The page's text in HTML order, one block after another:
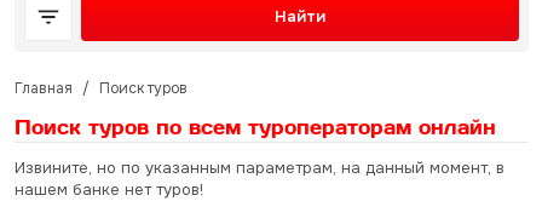
Найти
Главная / Поиск туров
Поиск туров по всем туроператорам онлайн
Извините, но по указанным параметрам, на данный момент, в
нашем банке нет туров!